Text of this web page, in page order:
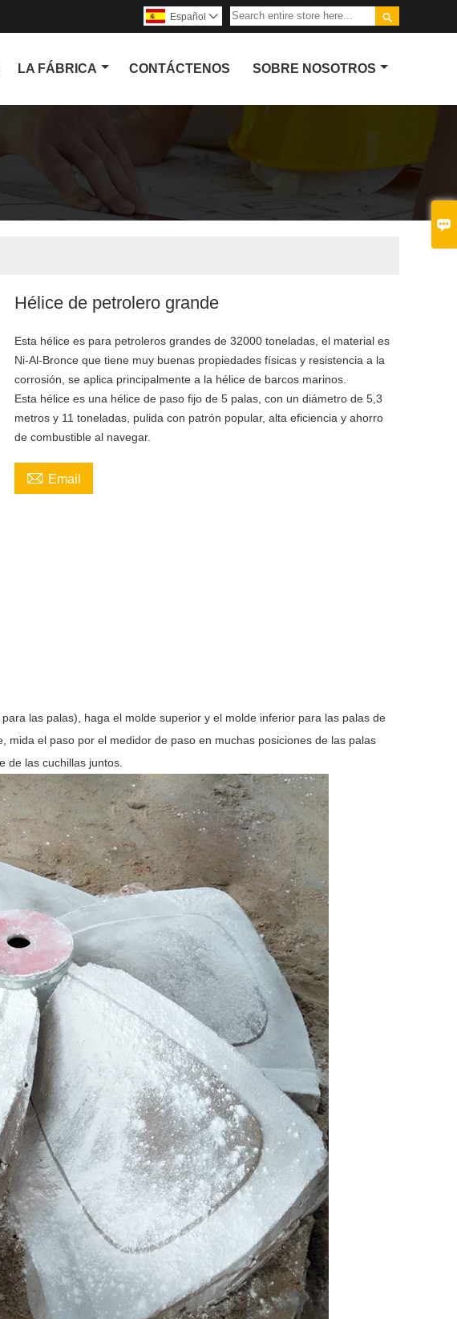


Español 
LA FÁBRICA CONTÁCTENOS SOBRE NOSOTROS
Hélice de petrolero grande
Esta hélice es para petroleros grandes de 32000 toneladas, el material es
Ni-Al-Bronce que tiene muy buenas propiedades físicas y resistencia a la
corrosión, se aplica principalmente a la hélice de barcos marinos.
Esta hélice es una hélice de paso fijo de 5 palas, con un diámetro de 5,3
metros y 11 toneladas, pulida con patrón popular, alta eficiencia y ahorro
de combustible al navegar.
 Email
las palas), haga el molde superior y el molde inferior para las palas de
el paso por el medidor de paso en muchas posiciones de las palas
de las cuchillas juntos.